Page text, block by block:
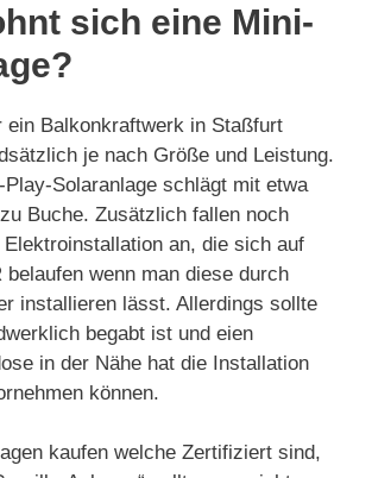
sich eine Mini-
ein Balkonkraftwerk in Staßfurt
je nach Größe und Leistung.
Play-Solaranlage schlägt mit etwa
Buche. Zusätzlich fallen noch
an, die sich auf
belaufen wenn man diese durch
installieren lässt. Allerdings sollte
begabt ist und eien
in der Nähe hat die Installation
können.
kaufen welche Zertifiziert sind,